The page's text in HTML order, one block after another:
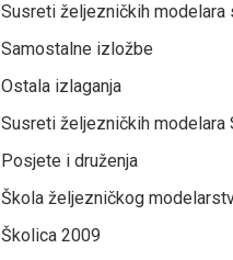
Susreti željezničkih modelara
Samostalne izložbe
Ostala izlaganja
Susreti željezničkih modelara
Posjete i druženja
Škola željezničkog
Školica 2009